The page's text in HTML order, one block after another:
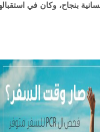
بنجاح، وكان في